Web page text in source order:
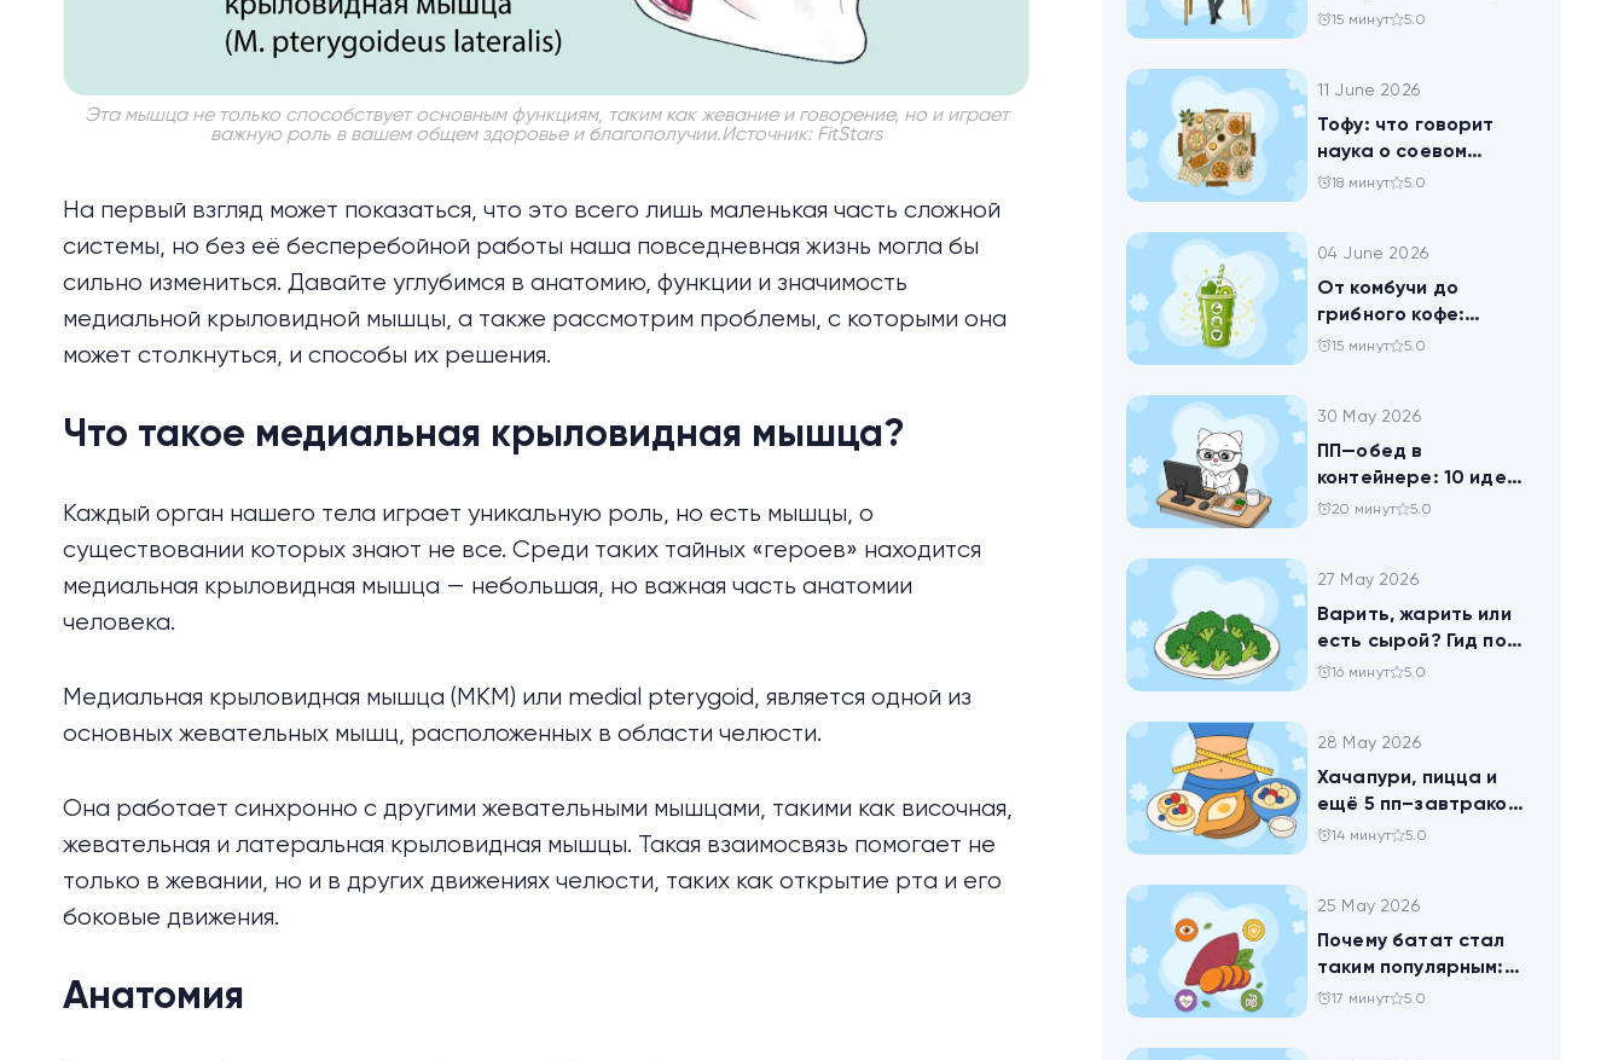
Эта мышца не только способствует основным функциям, таким как жевание и говорение, но и играет
важную роль в вашем общем здоровье и благополучии.Источник: FitStars
На первый взгляд может показаться, что это всего лишь маленькая часть сложной
системы, но без её бесперебойной работы наша повседневная жизнь могла бы
сильно измениться. Давайте углубимся в анатомию, функции и значимость
медиальной крыловидной мышцы, а также рассмотрим проблемы, с которыми она
может столкнуться, и способы их решения.
Что такое медиальная крыловидная мышца?
Каждый орган нашего тела играет уникальную роль, но есть мышцы, о
существовании которых знают не все. Среди таких тайных «героев» находится
медиальная крыловидная мышца — небольшая, но важная часть анатомии
человека.
Медиальная крыловидная мышца (МКМ) или medial pterygoid, является одной из
основных жевательных мышц, расположенных в области челюсти.
Она работает синхронно с другими жевательными мышцами, такими как височная,
жевательная и латеральная крыловидная мышцы. Такая взаимосвязь помогает не
только в жевании, но и в других движениях челюсти, таких как открытие рта и его
боковые движения.
Анатомия
чтобы худеть
15 минут 5.0
11 June 2026
Тофу: что говорит
наука о соевом
твороге, который
18 минут 5.0
04 June 2026
От комбучи до
грибного кофе:
разбираемся в
15 минут 5.0
30 May 2026
ПП—обед в
контейнере: 10 идей
для офисников,
20 минут 5.0
27 May 2026
Варить, жарить или
есть сырой? Гид по
брокколи
16 минут 5.0
28 May 2026
Хачапури, пицца и
ещё 5 пп–завтраков,
чтобы набрать
14 минут 5.0
25 May 2026
Почему батат стал
таким популярным:
всё о пользе
17 минут 5.0